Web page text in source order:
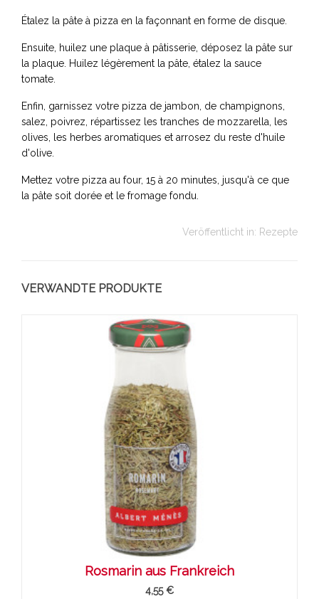
Étalez la pâte à pizza en la façonnant en forme de disque.
Ensuite, huilez une plaque à pâtisserie, déposez la pâte sur
la plaque. Huilez légèrement la pâte, étalez la sauce
tomate.
Enfin, garnissez votre pizza de jambon, de champignons,
salez, poivrez, répartissez les tranches de mozzarella, les
olives, les herbes aromatiques et arrosez du reste d'huile
d'olive.
Mettez votre pizza au four, 15 à 20 minutes, jusqu'à ce que
la pâte soit dorée et le fromage fondu.
Veröffentlicht in: Rezepte
VERWANDTE PRODUKTE
Rosmarin aus Frankreich
4,55 €